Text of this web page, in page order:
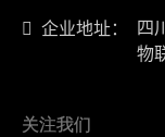
企业地址：
四
物
关注我们